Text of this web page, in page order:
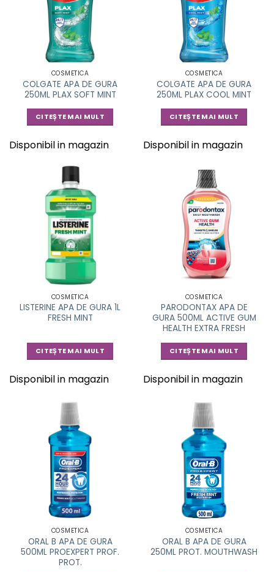
COSMETICA
COLGATE APA DE GURA
250ML PLAX SOFT MINT
CITEȘTE MAI MULT
Disponibil in magazin
COSMETICA
COLGATE APA DE GURA
250ML PLAX COOL MINT
CITEȘTE MAI MULT
Disponibil in magazin
COSMETICA
LISTERINE APA DE GURA 1L
FRESH MINT
CITEȘTE MAI MULT
Disponibil in magazin
COSMETICA
PARODONTAX APA DE
GURA 500ML ACTIVE GUM
HEALTH EXTRA FRESH
CITEȘTE MAI MULT
Disponibil in magazin
COSMETICA
ORAL B APA DE GURA
500ML PROEXPERT PROF.
PROT.
COSMETICA
ORAL B APA DE GURA
250ML PROT. MOUTHWASH